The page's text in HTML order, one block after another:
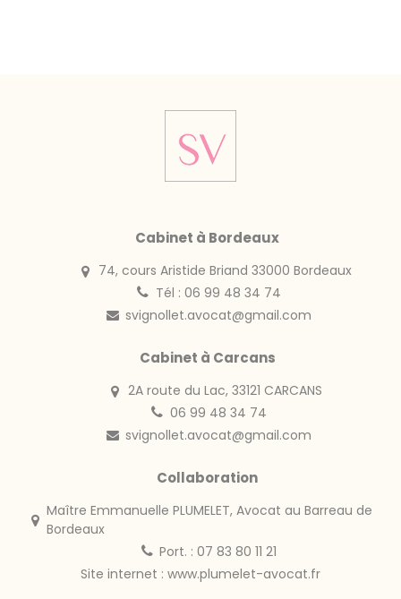
Cabinet à Bordeaux
74, cours Aristide Briand 33000 Bordeaux
Tél : 06 99 48 34 74
svignollet.avocat@gmail.com
Cabinet à Carcans
2A route du Lac, 33121 CARCANS
06 99 48 34 74
svignollet.avocat@gmail.com
Collaboration
Maître Emmanuelle PLUMELET, Avocat au Barreau de
Bordeaux
Port. : 07 83 80 11 21
Site internet : www.plumelet-avocat.fr